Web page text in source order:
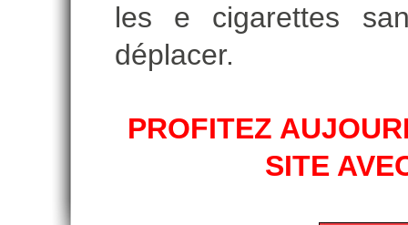
les e cigarettes
déplacer.
PROFITEZ
SITE